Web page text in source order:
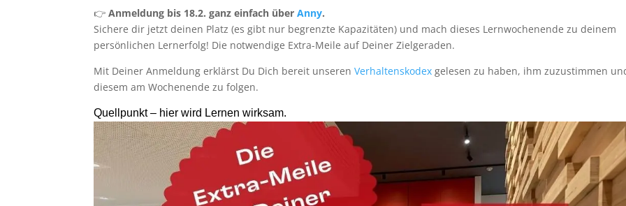
👉Anmeldung bis 18.2. ganz einfach überAnny.
Sichere dir jetzt deinen Platz (es gibt nur begrenzte Kapazitäten) und mach dieses Lernwochenende zu deinem
persönlichen Lernerfolg! Die notwendige Extra-Meile auf Deiner Zielgeraden.
Mit Deiner Anmeldung erklärst Du Dich bereit unserenVerhaltenskodex gelesen zu haben, ihm zuzustimmen
diesem am Wochenende zu folgen.
Quellpunkt – hier wird Lernen wirksam.